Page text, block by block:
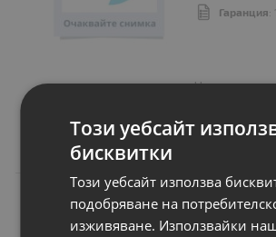
Гаранция:
Цена:
11.73 лв.
Този уебсайт
бисквитки
Този уебсайт използва
подобряване на
изживяване. Използвайки